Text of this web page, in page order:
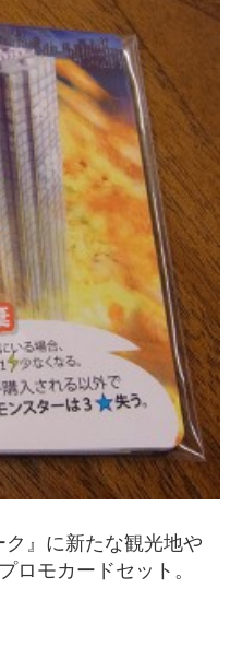
ク』に新たな観光地や
ロモカードセット。